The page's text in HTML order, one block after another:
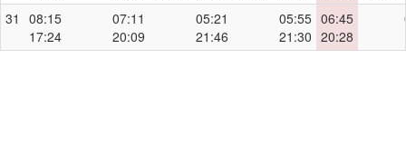
31
08:15
17:24
07:11
20:09
05:21
21:46
05:55
21:30
06:45
20:28